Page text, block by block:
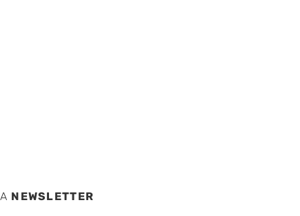
NEWSLETTER